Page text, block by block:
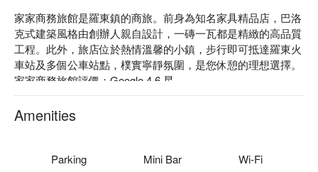
家家商務旅館是羅東鎮的商旅。前身為知名家具精品店，巴洛
克式建築風格由創辦人親自設計，一磚一瓦都是精緻的高品質
工程。此外，旅店位於熱情溫馨的小鎮，步行即可抵達羅東火
車站及多個公車站點，樸實寧靜氛圍，是您休憩的理想選擇。
家家商務旅館評價：Google 4.6 星
家家商務旅館推薦：提供設備齊全的舒適房型，公共空間配有
貼心茶點，寬敞環境帶給每位旅客賓至如歸的感受。鄰近羅東
館、冬山及蘇澳冷泉也十分方便，為您的旅程增添更多獨特回
Amenities
Parking Mini Bar Wi-Fi